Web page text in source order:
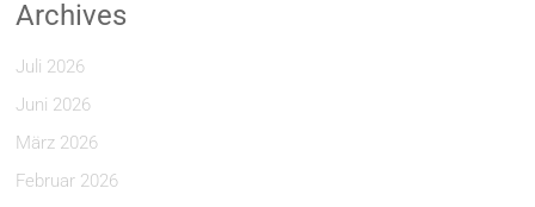
Archives
Juli 2026
Juni 2026
März 2026
Februar 2026